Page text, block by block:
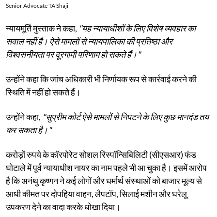
Senior Advocate TA Shaji
न्यायमूर्ति मुस्ताक ने कहा, "यह न्यायाधीशों के लिए विशेष व्यवहार का
सवाल नहीं है। ऐसे मामलों से न्यायपालिका की प्रतिष्ठा और
विश्वसनीयता पर दूरगामी परिणाम हो सकते हैं।"
उन्होंने कहा कि जांच अधिकारी भी निर्णायक रूप से कार्रवाई करने की
स्थिति में नहीं हो सकते हैं।
उन्होंने कहा, "सुप्रीम कोर्ट ऐसे मामलों से निपटने के लिए कुछ मानदंड तय
कर सकता है।"
करोड़ों रुपये के कॉरपोरेट सोशल रिस्पॉन्सिबिलिटी (सीएसआर) फंड
घोटाले में पूर्व न्यायाधीश नायर का नाम पहले भी आ चुका है। इसमें आरोप
है कि अनंथु कृष्णन ने कई लोगों और धर्मार्थ संस्थाओं को बाजार मूल्य से
आधी कीमत पर दोपहिया वाहन, लैपटॉप, सिलाई मशीन और घरेलू
उपकरण देने का वादा करके धोखा दिया।